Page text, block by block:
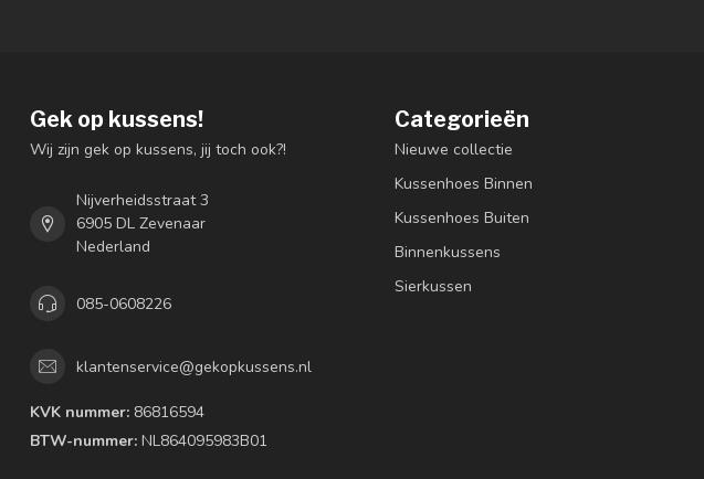
Gek op kussens!
Wij zijn gek op kussens, jij toch ook?!
Nijverheidsstraat 3
6905 DL Zevenaar
Nederland
085-0608226
klantenservice@gekopkussens.nl
KVK nummer: 86816594
BTW-nummer: NL864095983B01
Categorieën
Nieuwe collectie
Kussenhoes Binnen
Kussenhoes Buiten
Binnenkussens
Sierkussen